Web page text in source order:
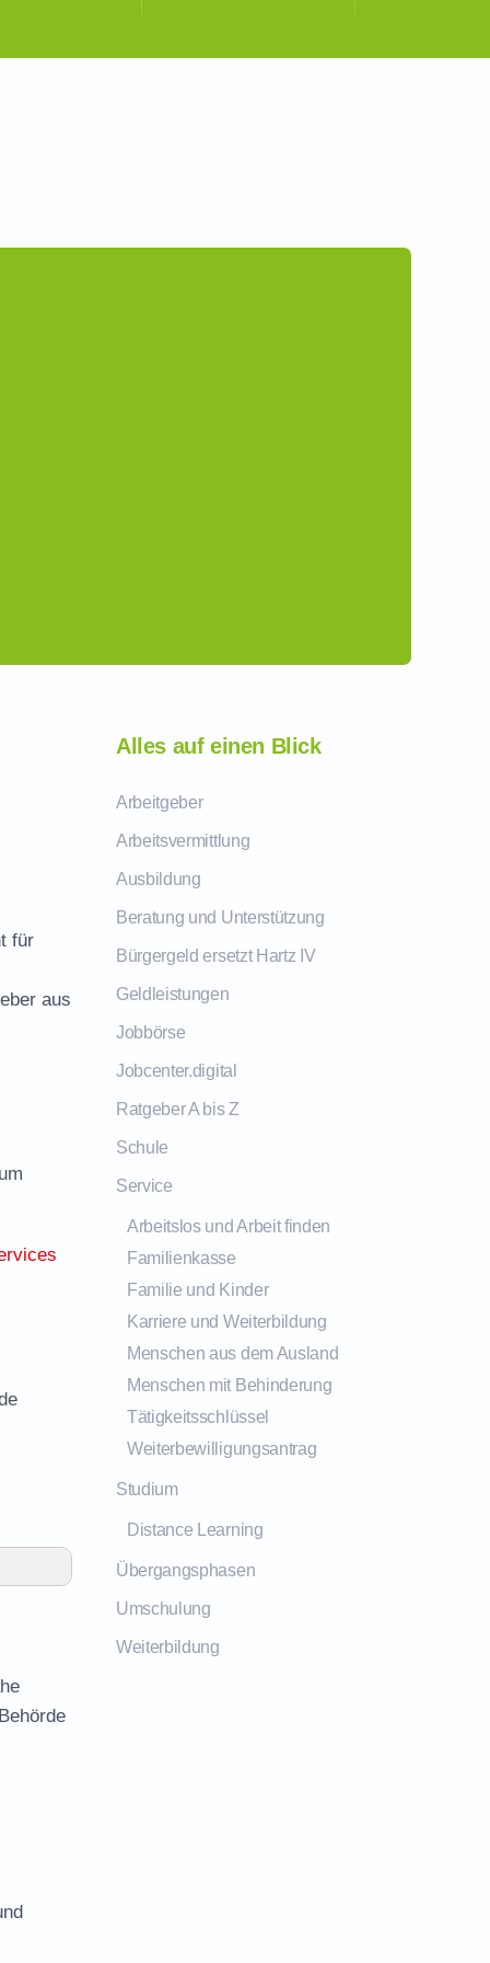
für
aus
Alles auf einen Blick
Arbeitgeber
Arbeitsvermittlung
Ausbildung
Beratung und Unterstützung
Bürgergeld ersetzt Hartz IV
Geldleistungen
Jobbörse
Jobcenter.digital
Ratgeber A bis Z
Schule
Service
Arbeitslos und Arbeit finden
Familienkasse
Familie und Kinder
Karriere und Weiterbildung
Menschen aus dem Ausland
Menschen mit Behinderung
Tätigkeitsschlüssel
Weiterbewilligungsantrag
Studium
Distance Learning
Übergangsphasen
Umschulung
Weiterbildung